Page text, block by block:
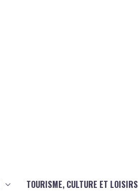
TOURISME, CULTURE ET LOISIRS